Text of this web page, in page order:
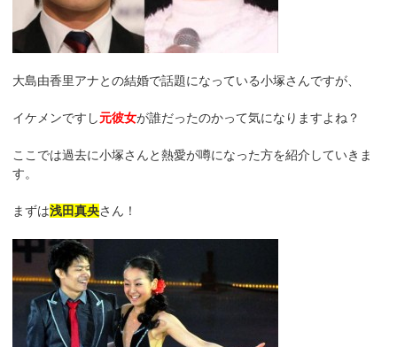
大島由香里アナとの結婚で話題になっている小塚さんですが、
イケメンですし元彼女が誰だったのかって気になりますよね？
ここでは過去に小塚さんと熱愛が噂になった方を紹介していきま
す。
まずは浅田真央さん！